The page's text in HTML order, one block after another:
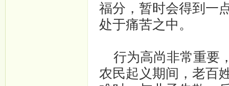
福分，暂时会得到一
处于痛苦之中。
行为高尚非常重要
农民起义期间，老百